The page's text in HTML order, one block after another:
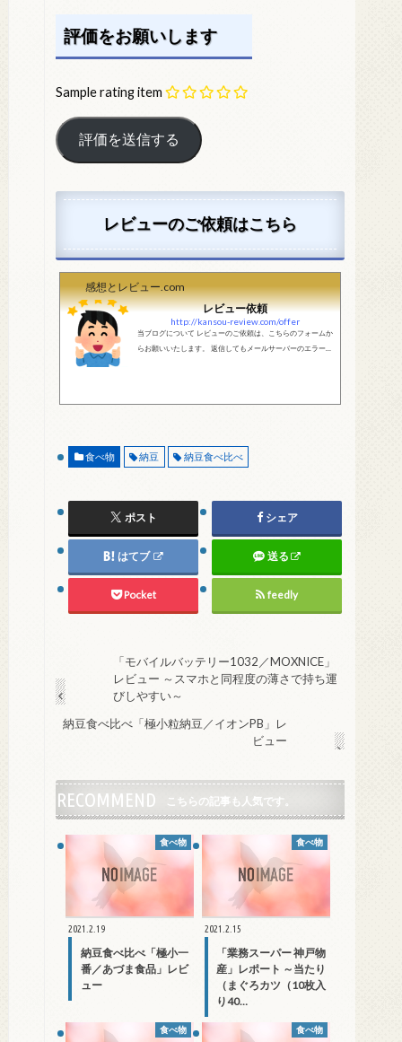
評価をお願いします
Sample rating item
レビューのご依頼はこちら
感想とレビュー.com
レビュー依頼
http://kansou-review.com/offer
当ブログについて レビューのご依頼は、こちらのフォームか
らお願いいたします。 返信してもメールサーバーのエラーで
す。 レビュー依頼
食べ物 納豆 納豆食べ比べ
ポスト シェア
はてブ 送る
Pocket feedly
「モバイルバッテリー1032／MOXNICE」
レビュー ～スマホと同程度の薄さで持ち運
びしやすい～
納豆食べ比べ「極小粒納豆／イオンPB」レ
ビュー
RECOMMEND こちらの記事も人気です。
食べ物
2021.2.19
納豆食べ比べ「極小一
番／あづま食品」レビ
ュー
食べ物
2021.2.15
「業務スーパー 神戸物
産」レポート ～当たり
（まぐろカツ（10枚入
り40…
食べ物 食べ物